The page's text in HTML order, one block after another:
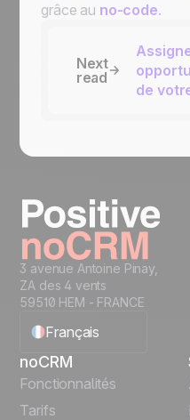
grâce au no-code.
Next
read
de
3 avenue Antoine Pinay,
ZA des 4 vents
59510 HEM - FRANCE
Français
English
noCRM
Fonctionnalités
Tarifs